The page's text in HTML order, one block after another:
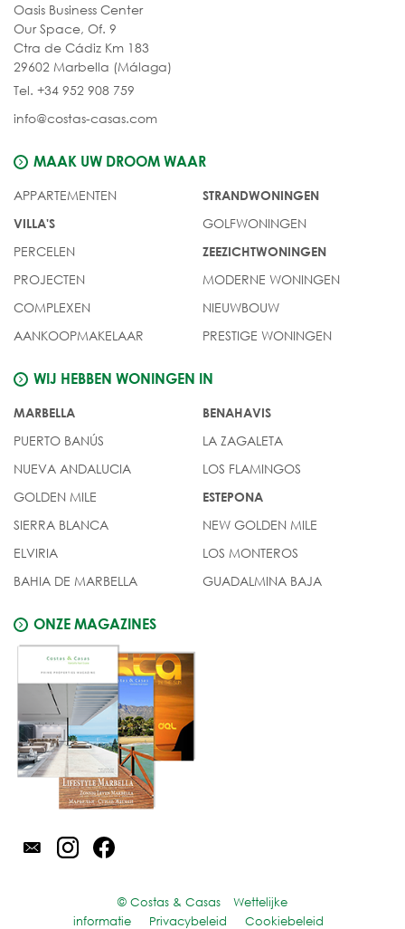
Oasis Business Center
Our Space, Of. 9
Ctra de Cádiz Km 183
29602 Marbella (Málaga)
Tel. +34 952 908 759
info@costas-casas.com
MAAK UW DROOM WAAR
APPARTEMENTEN
VILLA'S
PERCELEN
PROJECTEN
COMPLEXEN
AANKOOPMAKELAAR
STRANDWONINGEN
GOLFWONINGEN
ZEEZICHTWONINGEN
MODERNE WONINGEN
NIEUWBOUW
PRESTIGE WONINGEN
WIJ HEBBEN WONINGEN IN
MARBELLA
PUERTO BANÚS
NUEVA ANDALUCIA
GOLDEN MILE
SIERRA BLANCA
ELVIRIA
BAHIA DE MARBELLA
BENAHAVIS
LA ZAGALETA
LOS FLAMINGOS
ESTEPONA
NEW GOLDEN MILE
LOS MONTEROS
GUADALMINA BAJA
ONZE MAGAZINES
© Costas & Casas
Wettelijke
informatie
Privacybeleid Cookiebeleid